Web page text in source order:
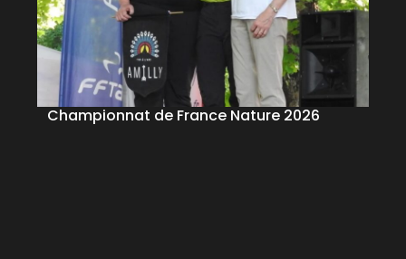
Championnat de France Nature 2026